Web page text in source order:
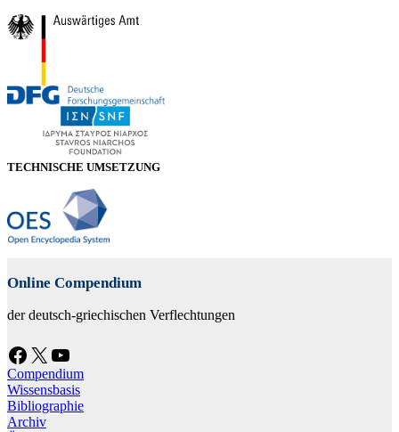
TECHNISCHE UMSETZUNG
Online Compendium
der deutsch-griechischen Verflechtungen
Facebook X YouTube
Compendium
Wissensbasis
Bibliographie
Archiv